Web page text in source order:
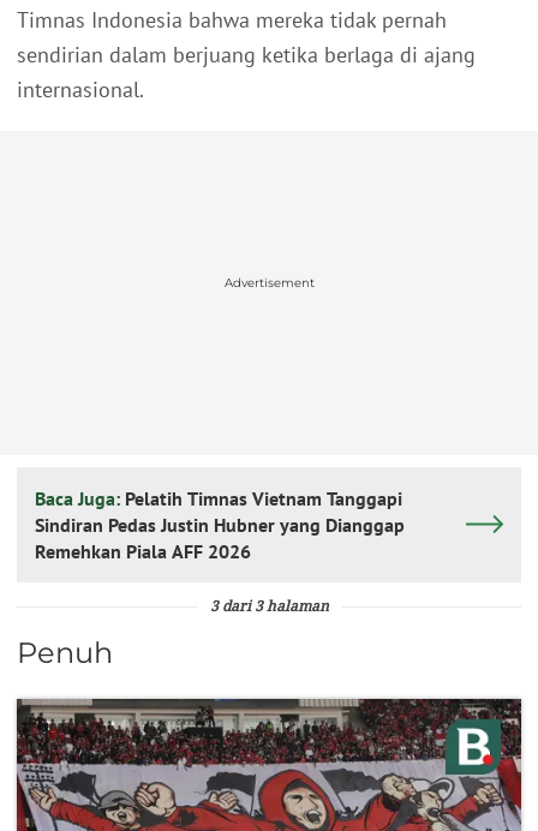
Timnas Indonesia bahwa mereka tidak pernah
sendirian dalam berjuang ketika berlaga di ajang
internasional.
Advertisement
Baca Juga: Pelatih Timnas Vietnam Tanggapi
Sindiran Pedas Justin Hubner yang Dianggap
Remehkan Piala AFF 2026
3 dari 3 halaman
Penuh